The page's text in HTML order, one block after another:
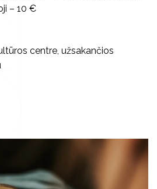
– 10 €
centre, užsakančios